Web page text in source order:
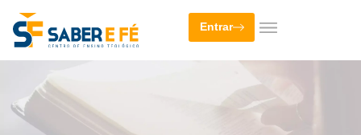
Entrar